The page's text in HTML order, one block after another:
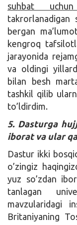
suhbat
takrorlanadigan
bergan
kengroq
jarayonida
va oldingi
bilan besh
tashkil qilib
to’ldirdim.
5. Dasturga
iborat va ular
Dastur ikki
o’zingiz
yuz so’zdan
tanlagan
mavzularidagi
Britaniyaning